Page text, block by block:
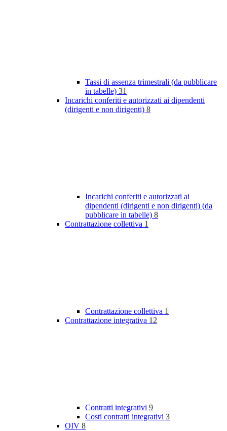
Tassi di assenza trimestrali (da pubblicare
in tabelle) 31
Incarichi conferiti e autorizzati ai dipendenti
(dirigenti e non dirigenti) 8
Incarichi conferiti e autorizzati ai
dipendenti (dirigenti e non dirigenti) (da
pubblicare in tabelle) 8
Contrattazione collettiva 1
Contrattazione collettiva 1
Contrattazione integrativa 12
Contratti integrativi 9
Costi contratti integrativi 3
OIV 8